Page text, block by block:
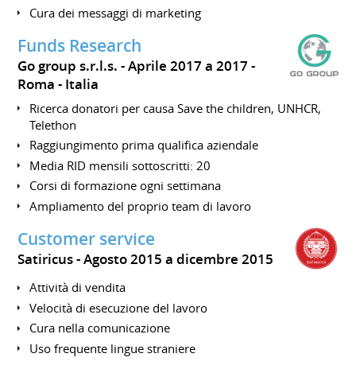
Cura dei messaggi di marketing
Funds Research
Go group s.r.l.s.
Aprile 2017 a 2017
Roma
Italia
Ricerca donatori per causa Save the children, UNHCR,
Telethon
Raggiungimento prima qualifica aziendale
Media RID mensili sottoscritti: 20
Corsi di formazione ogni settimana
Ampliamento del proprio team di lavoro
Customer service
Satiricus Agosto 2015 a dicembre 2015
Attività di vendita
Velocità di esecuzione del lavoro
Cura nella comunicazione
Uso frequente lingue straniere